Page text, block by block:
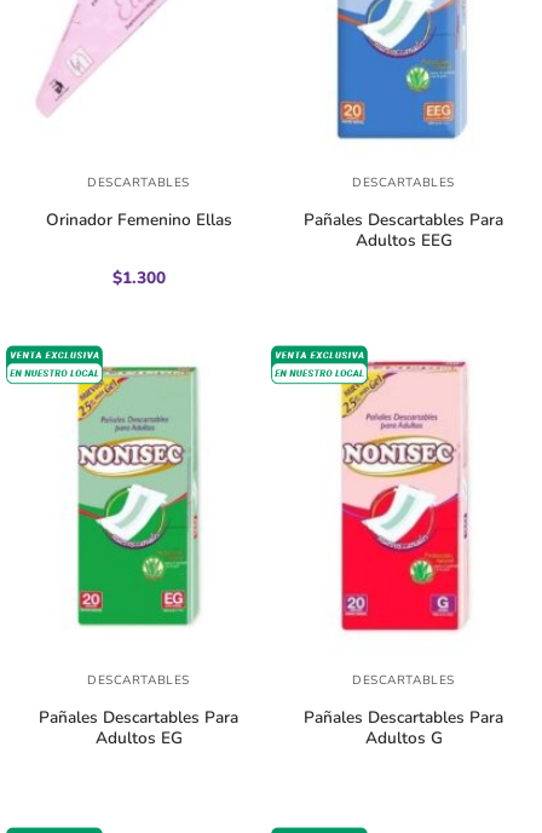
DESCARTABLES
Orinador Femenino Ellas
$1.300
DESCARTABLES
Pañales Descartables Para
Adultos EEG
DESCARTABLES
Pañales Descartables Para
Adultos EG
DESCARTABLES
Pañales Descartables Para
Adultos G